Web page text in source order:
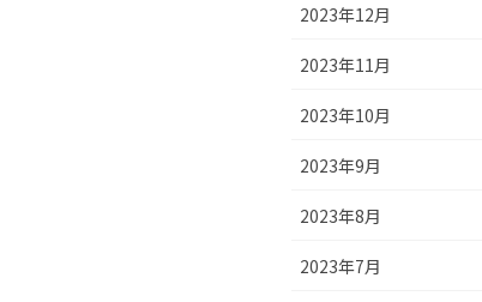
2023年12月
2023年11月
2023年10月
2023年9月
2023年8月
2023年7月